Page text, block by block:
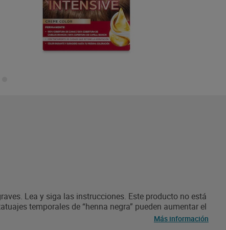
Lea y siga las instrucciones. Este producto no está
temporales de “henna negra” pueden aumentar el
cutánea en el rostro o tiene el cuero cabelludo
Más información